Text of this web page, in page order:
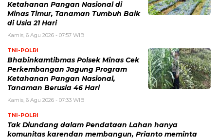
Ketahanan Pangan Nasional di
Minas Timur, Tanaman Tumbuh Baik
di Usia 21 Hari
Kamis, 6 Agu 2026 - 07:57 WIB
TNI-POLRI
Bhabinkamtibmas Polsek Minas Cek
Perkembangan Jagung Program
Ketahanan Pangan Nasional,
Tanaman Berusia 46 Hari
Kamis, 6 Agu 2026 - 07:33 WIB
TNI-POLRI
Tak Diundang dalam Pendataan Lahan hanya
komunitas karendan membangun, Prianto meminta